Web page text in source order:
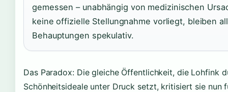
gemessen – unabhängig von medizinischen
keine offizielle Stellungnahme vorliegt, bleiben
Behauptungen spekulativ.
Das Paradox: Die gleiche Öffentlichkeit, die Lohfink
Schönheitsideale unter Druck setzt, kritisiert sie nun